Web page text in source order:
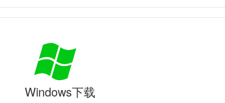
Windows下载